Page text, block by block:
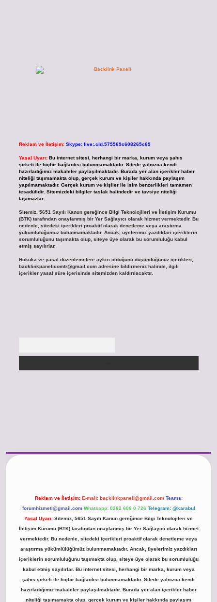
Reklam ve İletişim: Skype: live:.cid.575569c608265c69
Yasal Uyarı: Bu internet sitesi, herhangi bir marka, kurum veya şahıs
şirketi ile hiçbir bağlantısı bulunmamaktadır. Sitede yalnızca kendi
hazırladığımız makaleler paylaşılmaktadır. Burada yer alan içerikler haber
niteliği taşımamakta olup, gerçek kurum ve kişiler hakkında paylaşım
yapılmamaktadır. Gerçek kurum ve kişiler ile isim benzerlikleri tamamen
tesadüfidir. Sitemizdeki bilgiler taslak halindedir ve tavsiye niteliği
taşımazlar.
Sitemiz, 5651 Sayılı Kanun gereğince Bilgi Teknolojileri ve İletişim Kurumu
(BTK) tarafından onaylanmış bir Yer Sağlayıcı olarak hizmet vermektedir. Bu
nedenle, sitedeki içerikleri proaktif olarak denetleme veya araştırma
yükümlülüğümüz bulunmamaktadır. Ancak, üyelerimiz yazdıkları içeriklerin
sorumluluğunu taşımakta olup, siteye üye olarak bu sorumluluğu kabul
etmiş sayılırlar.
Hukuka ve yasal düzenlemelere aykırı olduğunu düşündüğünüz içerikleri,
backlinkpanelicomtr@gmail.comadresine bildirmeniz halinde, ilgili
içerikler yasal süre içerisinde sitemizden kaldırılacaktır.
Reklam ve İletişim: E-mail: backlinkpaneli@gmail.com Teams:
forumhizmeti@gmail.com Whatsapp: 0262 606 0 726 Telegram: @karabul
Yasal Uyarı: Sitemiz, 5651 Sayılı Kanun gereğince Bilgi Teknolojileri ve
İletişim Kurumu (BTK) tarafından onaylanmış bir Yer Sağlayıcı olarak hizmet
vermektedir. Bu nedenle, sitedeki içerikleri proaktif olarak denetleme veya
araştırma yükümlülüğümüz bulunmamaktadır. Ancak, üyelerimiz yazdıkları
içeriklerin sorumluluğunu taşımakta olup, siteye üye olarak bu sorumluluğu
kabul etmiş sayılırlar. Bu internet sitesi, herhangi bir marka, kurum veya
şahıs şirketi ile hiçbir bağlantısı bulunmamaktadır. Sitede yalnızca kendi
hazırladığımız makaleler paylaşılmaktadır. Burada yer alan içerikler haber
niteliği taşımamakta olup, gerçek kurum ve kişiler hakkında paylaşım